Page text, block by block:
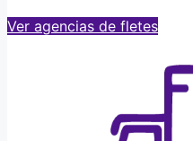
Ver agencias de fletes